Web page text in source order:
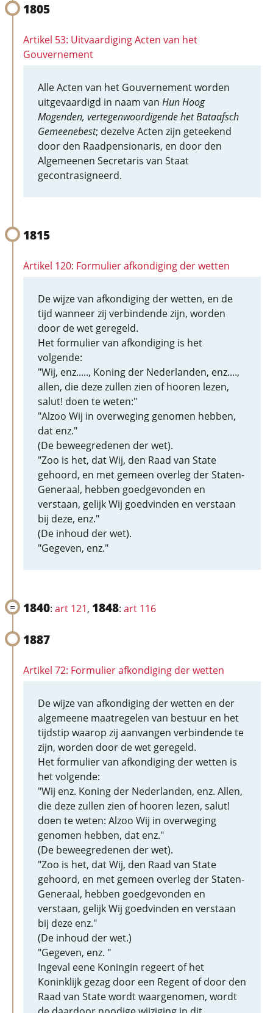
1805
Artikel 53: Uitvaardiging Acten van het
Gouvernement
Alle Acten van het Gouvernement worden
uitgevaardigd in naam van Hun Hoog
Mogenden, vertegenwoordigende het Bataafsch
Gemeenebest; dezelve Acten zijn geteekend
door den Raadpensionaris, en door den
Algemeenen Secretaris van Staat
gecontrasigneerd.
1815
Artikel 120: Formulier afkondiging der wetten
De wijze van afkondiging der wetten, en de
tijd wanneer zij verbindende zijn, worden
door de wet geregeld.
Het formulier van afkondiging is het
volgende:
"Wij, enz....., Koning der Nederlanden, enz....,
allen, die deze zullen zien of hooren lezen,
salut! doen te weten:"
"Alzoo Wij in overweging genomen hebben,
dat enz."
(De beweegredenen der wet).
"Zoo is het, dat Wij, den Raad van State
gehoord, en met gemeen overleg der Staten-
Generaal, hebben goedgevonden en
verstaan, gelijk Wij goedvinden en verstaan
bij deze, enz."
(De inhoud der wet).
"Gegeven, enz."
1840: art 121, 1848: art 116
1887
Artikel 72: Formulier afkondiging der wetten
De wijze van afkondiging der wetten en der
algemeene maatregelen van bestuur en het
tijdstip waarop zij aanvangen verbindende te
zijn, worden door de wet geregeld.
Het formulier van afkondiging der wetten is
het volgende:
"Wij enz. Koning der Nederlanden, enz. Allen,
die deze zullen zien of hooren lezen, salut!
doen te weten: Alzoo Wij in overweging
genomen hebben, dat enz."
(De beweegredenen der wet).
"Zoo is het, dat Wij, den Raad van State
gehoord, en met gemeen overleg der Staten-
Generaal, hebben goedgevonden en
verstaan, gelijk Wij goedvinden en verstaan
bij deze enz."
(De inhoud der wet.)
"Gegeven, enz. "
Ingeval eene Koningin regeert of het
Koninklijk gezag door een Regent of door den
Raad van State wordt waargenomen, wordt